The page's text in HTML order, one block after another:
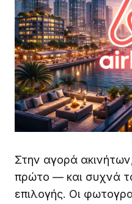
Στην αγορά
πρώτο — και συχνά
επιλογής. Οι